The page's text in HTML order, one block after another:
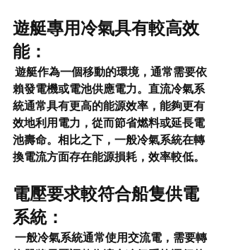
遊艇專用冷氣具有較高效
能：
賴發電機或電池供應電力。直流冷氣系
統通常具有更高的能源效率，能夠更有
效地利用電力，從而節省燃料或延長電
池壽命。相比之下，一般冷氣系統在轉
換電流方面存在能源損耗，效率較低。
電壓要求較符合船隻供電
系統：